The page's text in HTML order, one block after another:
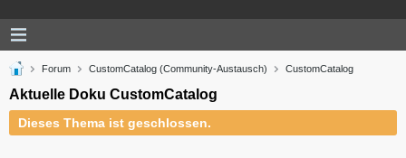
Forum CustomCatalog (Community-Austausch) CustomCatalog
Aktuelle Doku CustomCatalog
Dieses Thema ist geschlossen.